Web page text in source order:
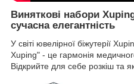
Виняткові набори
сучасна елегантність
У світі ювелірної біжутерії
Xuping" - це гармонія
Відкрийте для себе розкіш та